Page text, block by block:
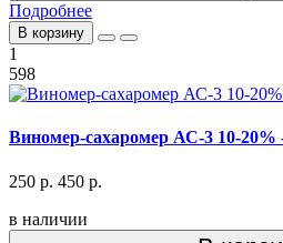
Подробнее
В корзину
1
598
Виномер-сахаромер АС-3 10-20%
250 р. 450 р.
в наличии